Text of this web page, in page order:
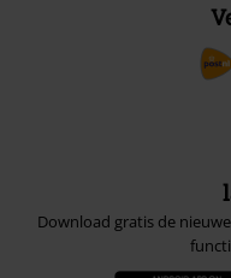
Download gratis de